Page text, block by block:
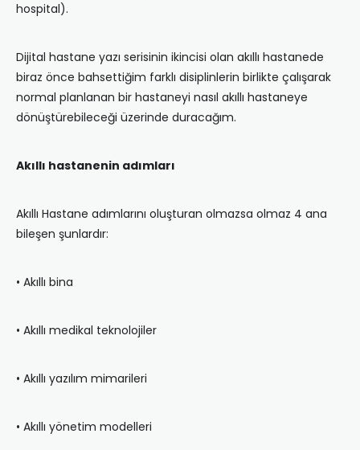
hospital).
Dijital hastane yazı serisinin ikincisi olan akıllı hastanede
biraz önce bahsettiğim farklı disiplinlerin birlikte çalışarak
normal planlanan bir hastaneyi nasıl akıllı hastaneye
dönüştürebileceği üzerinde duracağım.
Akıllı hastanenin adımları
Akıllı Hastane adımlarını oluşturan olmazsa olmaz 4 ana
bileşen şunlardır:
• Akıllı bina
• Akıllı medikal teknolojiler
• Akıllı yazılım mimarileri
• Akıllı yönetim modelleri